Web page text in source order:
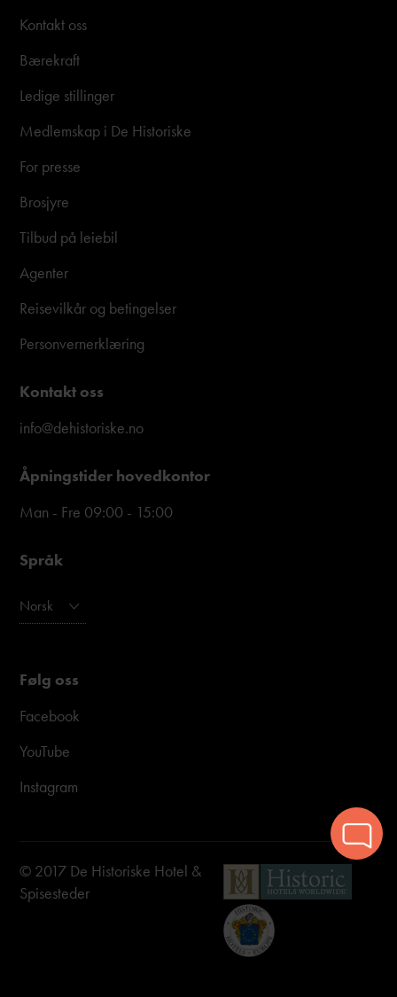
Kontakt oss
Bærekraft
Ledige stillinger
Medlemskap i De Historiske
For presse
Brosjyre
Tilbud på leiebil
Agenter
Reisevilkår og betingelser
Personvernerklæring
Kontakt oss
info@dehistoriske.no
Åpningstider hovedkontor
Man - Fre 09:00 - 15:00
Språk
Norsk
Følg oss
Facebook
YouTube
Instagram
© 2017 De Historiske Hotel &
Spisesteder